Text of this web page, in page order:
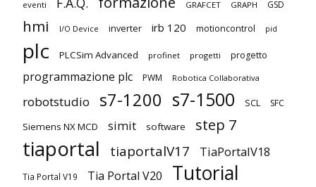
eventi GRAFCET GRAPH GSD
hmi I/O Device inverter irb 120 motioncontrol pid
plc PLCSim Advanced profinet progetti progetto
programmazione plc PWM Robotica Collaborativa
robotstudio s7-1200 s7-1500 SCL SFC
Siemens NX MCD simit software step 7
tiaportal tiaportalV17 TiaPortalV18
Tia Portal V19 Tia Portal V20 Tutorial